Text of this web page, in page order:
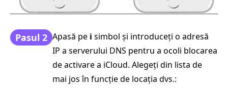
Pasul 2 Apasă pe i simbol și introduceți o adresă
IP a serverului DNS pentru a ocoli blocarea
de activare a iCloud. Alegeți din lista de
mai jos în funcție de locația dvs.: